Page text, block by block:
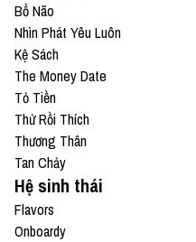
Bổ Não
Nhìn Phát Yêu Luôn
Kệ Sách
The Money Date
Tỏ Tiền
Thử Rồi Thích
Thương Thân
Tan Chảy
Hệ sinh thái
Flavors
Onboardy